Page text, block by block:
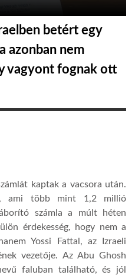
betért egy
azonban nem
vagyont fognak ott
kaptak a vacsora után.
ami több mint 1,2 millió
számla a múlt héten
érdekesség, hogy nem a
Yossi Fattal, az Izraeli
vezetője. Az Abu Ghosh
faluban található, és jól